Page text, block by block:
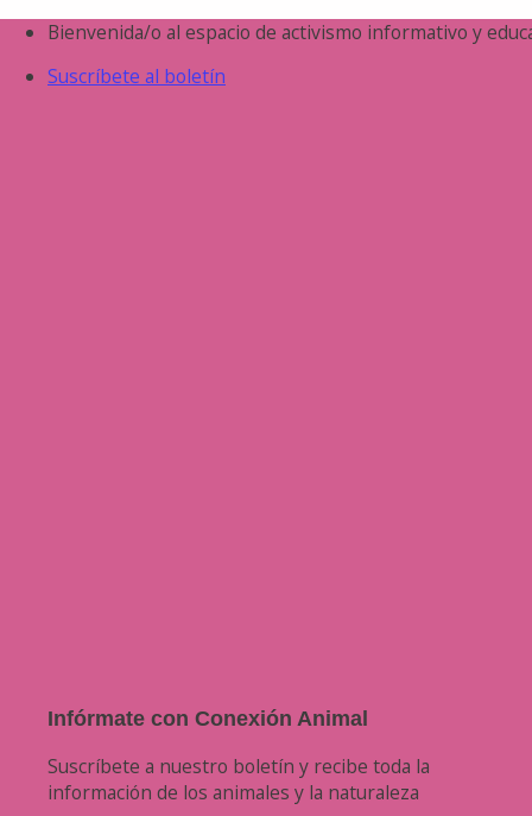
Saltar
contenido
Bienvenida/o al espacio de activismo informativo y
Suscríbete al boletín
Infórmate con Conexión Animal
Suscríbete a nuestro boletín y recibe toda la
información de los animales y la naturaleza